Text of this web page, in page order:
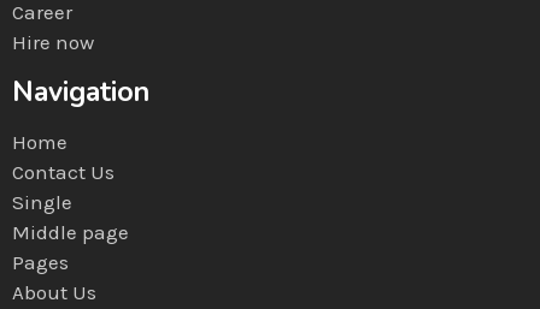
Career
Hire now
Navigation
Home
Contact Us
Single
Middle page
Pages
About Us